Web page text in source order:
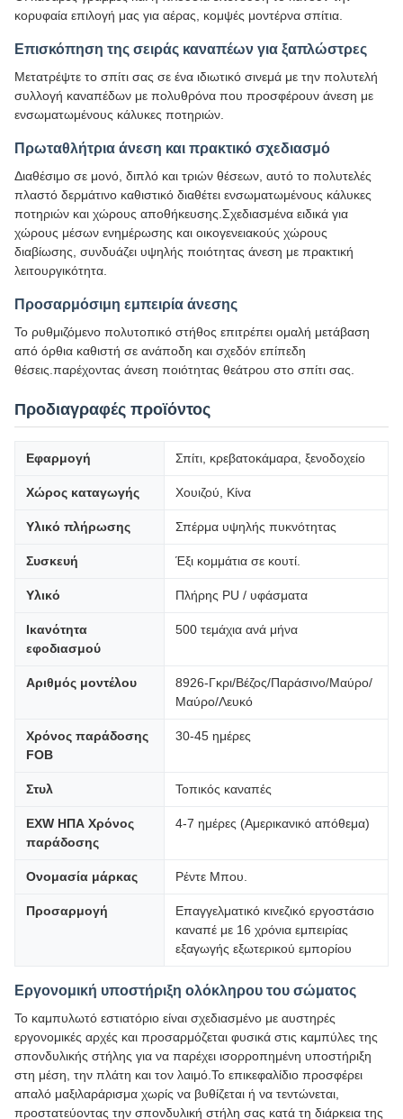
κορυφαία επιλογή μας για αέρας, κομψές μοντέρνα σπίτια.
Επισκόπηση της σειράς καναπέων για ξαπλώστρες
Μετατρέψτε το σπίτι σας σε ένα ιδιωτικό σινεμά με την πολυτελή
συλλογή καναπέδων με πολυθρόνα που προσφέρουν άνεση με
ενσωματωμένους κάλυκες ποτηριών.
Πρωταθλήτρια άνεση και πρακτικό σχεδιασμό
Διαθέσιμο σε μονό, διπλό και τριών θέσεων, αυτό το πολυτελές
πλαστό δερμάτινο καθιστικό διαθέτει ενσωματωμένους κάλυκες
ποτηριών και χώρους αποθήκευσης.Σχεδιασμένα ειδικά για
χώρους μέσων ενημέρωσης και οικογενειακούς χώρους
διαβίωσης, συνδυάζει υψηλής ποιότητας άνεση με πρακτική
λειτουργικότητα.
Προσαρμόσιμη εμπειρία άνεσης
Το ρυθμιζόμενο πολυτοπικό στήθος επιτρέπει ομαλή μετάβαση
από όρθια καθιστή σε ανάποδη και σχεδόν επίπεδη
θέσεις.παρέχοντας άνεση ποιότητας θεάτρου στο σπίτι σας.
Προδιαγραφές προϊόντος
Εφαρμογή Σπίτι, κρεβατοκάμαρα, ξενοδοχείο
Χώρος καταγωγής Χουιζού, Κίνα
Υλικό πλήρωσης Σπέρμα υψηλής πυκνότητας
Συσκευή Έξι κομμάτια σε κουτί.
Υλικό Πλήρης PU / υφάσματα
Ικανότητα
εφοδιασμού
500 τεμάχια ανά μήνα
Αριθμός μοντέλου
8926-Γκρι/Βέζος/Παράσινο/Μαύρο/
Μαύρο/Λευκό
Χρόνος παράδοσης
FOB
30-45 ημέρες
Στυλ Τοπικός καναπές
EXW ΗΠΑ Χρόνος
παράδοσης
4-7 ημέρες (Αμερικανικό απόθεμα)
Ονομασία μάρκας Ρέντε Μπου.
Προσαρμογή
Επαγγελματικό κινεζικό εργοστάσιο
καναπέ με 16 χρόνια εμπειρίας
εξαγωγής εξωτερικού εμπορίου
Εργονομική υποστήριξη ολόκληρου του σώματος
Το καμπυλωτό εστιατόριο είναι σχεδιασμένο με αυστηρές
εργονομικές αρχές και προσαρμόζεται φυσικά στις καμπύλες της
σπονδυλικής στήλης για να παρέχει ισορροπημένη υποστήριξη
στη μέση, την πλάτη και τον λαιμό.Το επικεφαλίδιο προσφέρει
απαλό μαξιλαράρισμα χωρίς να βυθίζεται ή να τεντώνεται,
προστατεύοντας την σπονδυλική στήλη σας κατά τη διάρκεια της